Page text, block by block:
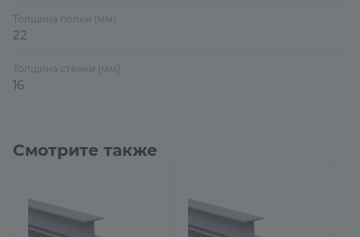
Толщина полки (мм)
22
Толщина стенки (мм)
16
Смотрите также